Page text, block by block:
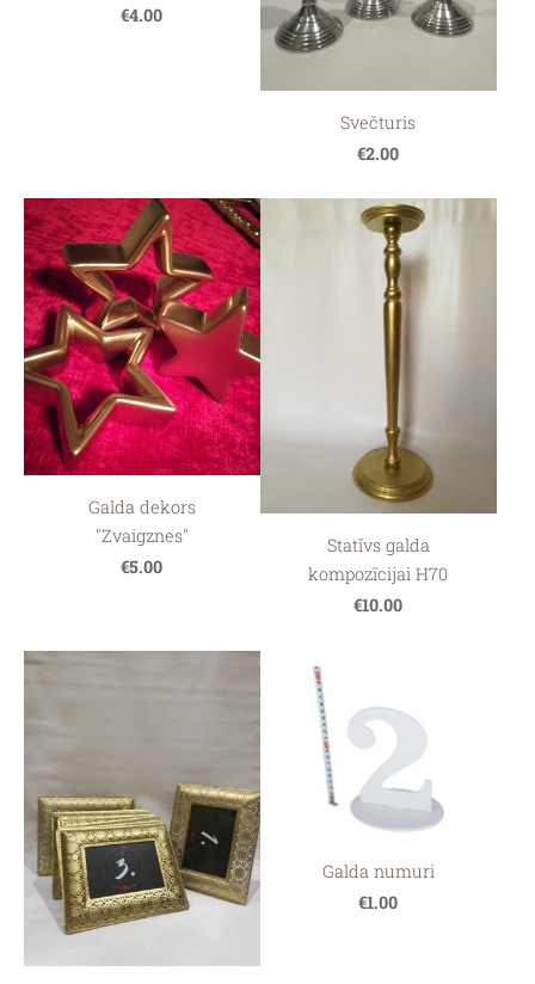
€4.00
Svečturis
€2.00
Galda dekors
"Zvaigznes"
€5.00
Statīvs galda
kompozīcijai H70
€10.00
Galda numuri
€1.00